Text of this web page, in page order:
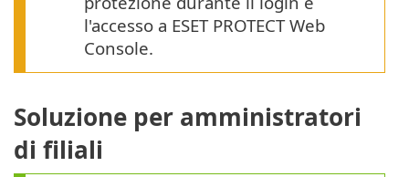
l'accesso a ESET PROTECT Web
Console.
Soluzione per amministratori
di filiali